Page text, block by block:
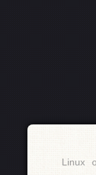
Linux